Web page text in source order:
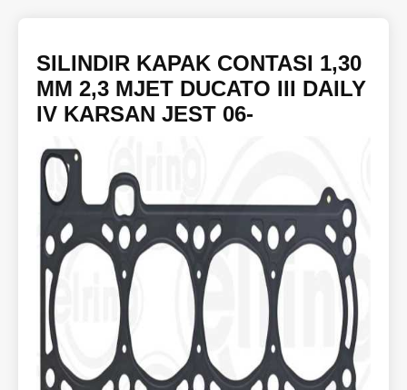
SILINDIR KAPAK CONTASI 1,30
MM 2,3 MJET DUCATO III DAILY
IV KARSAN JEST 06-